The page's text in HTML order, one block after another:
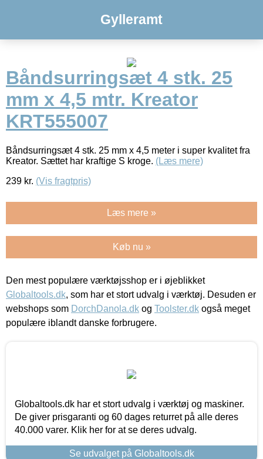
Gylleramt
Båndsurringsæt 4 stk. 25
mm x 4,5 mtr. Kreator
KRT555007
Båndsurringsæt 4 stk. 25 mm x 4,5 meter i super kvalitet fra
Kreator. Sættet har kraftige S kroge. (Læs mere)
239 kr. (Vis fragtpris)
Læs mere »
Køb nu »
Den mest populære værktøjsshop er i øjeblikket
Globaltools.dk, som har et stort udvalg i værktøj. Desuden er
webshops som DorchDanola.dk og Toolster.dk også meget
populære iblandt danske forbrugere.
Globaltools.dk har et stort udvalg i værktøj og maskiner.
De giver prisgaranti og 60 dages returret på alle deres
40.000 varer. Klik her for at se deres udvalg.
Se udvalget på Globaltools.dk